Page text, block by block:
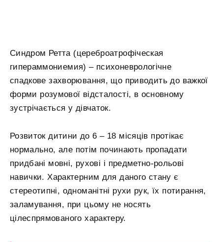
Синдром Ретта (цереброатрофіческая
гипераммониемия) – психоневрологічне
спадкове захворювання, що приводить до важкої
форми розумової відсталості, в основному
зустрічається у дівчаток.
Розвиток дитини до 6 – 18 місяців протікає
нормально, але потім починають пропадати
придбані мовні, рухові і предметно-рольові
навички. Характерним для даного стану є
стереотипні, одноманітні рухи рук, їх потирання,
заламування, при цьому не носять
цілеспрямованого характеру.